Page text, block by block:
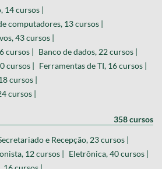
14 cursos |
computadores, 13 cursos |
43 cursos |
cursos | Banco de dados, 22 cursos |
cursos | Ferramentas de TI, 16 cursos |
cursos |
cursos |
358 cursos
e Recepção, 23 cursos |
12 cursos | Eletrônica, 40 cursos |